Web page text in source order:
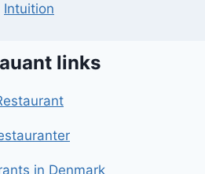
Intuition
links
in Denmark